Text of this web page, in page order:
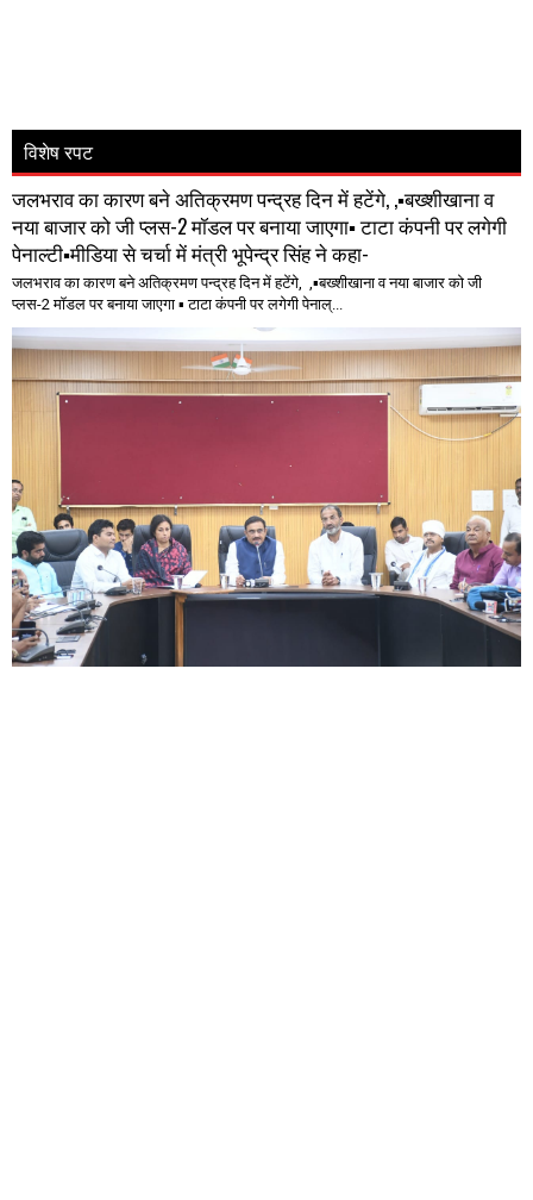
विशेष रपट
जलभराव का कारण बने अतिक्रमण पन्द्रह दिन में हटेंगे, ,▪️बख्शीखाना व
नया बाजार को जी प्लस-2 मॉडल पर बनाया जाएगा▪️ टाटा कंपनी पर लगेगी
पेनाल्टी▪️मीडिया से चर्चा में मंत्री भूपेन्द्र सिंह ने कहा-
जलभराव का कारण बने अतिक्रमण पन्द्रह दिन में हटेंगे, ,▪️बख्शीखाना व नया बाजार को जी
प्लस-2 मॉडल पर बनाया जाएगा ▪️ टाटा कंपनी पर लगेगी पेनाल्...